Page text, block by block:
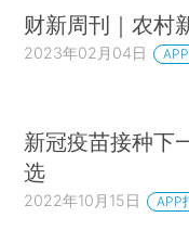
财新周刊｜农村
2023年02月04日
新冠疫苗接种下
选
2022年10月15日 APP